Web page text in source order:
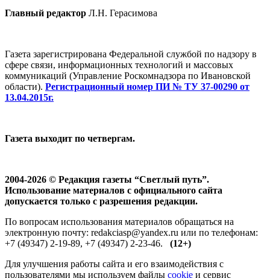
Главный редактор Л.Н. Герасимова
Газета зарегистрирована Федеральной службой по надзору в
сфере связи, информационных технологий и массовых
коммуникаций (Управление Роскомнадзора по Ивановской
области). Регистрационный номер ПИ № ТУ 37-00290 от
13.04.2015г.
Газета выходит по четвергам.
2004-2026 © Редакция газеты “Светлый путь”.
Использование материалов с официального сайта
допускается только с разрешения редакции.
По вопросам использования материалов обращаться на
электронную почту: redakciasp@yandex.ru или по телефонам:
+7 (49347) 2-19-89, +7 (49347) 2-23-46. (12+)
Для улучшения работы сайта и его взаимодействия с
пользователями мы используем файлы cookie и сервис